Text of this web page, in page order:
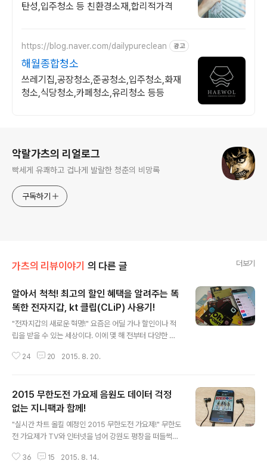
탄성,입주청소 등 친환경소재,합리적가격
https://blog.naver.com/dailypureclean 광고
해월종합청소
쓰레기집,공장청소,준공청소,입주청소,화재
청소,식당청소,카페청소,유리청소 등등
악랄가츠의 리얼로그
빡세게 유쾌하고 겁나게 발랄한 청춘의 비망록
구독하기
가츠의 리뷰이야기 의 다른 글 더보기
알아서 척척! 최고의 할인 혜택을 알려주는 똑
똑한 전자지갑, kt 클립(CLiP) 사용기!
"전자지갑의 새로운 혁명!" 요즘은 어딜 가나 할인이나 적
립을 받을 수 있는 세상이다. 이에 몇 해 전부터 다양한 멤
만 지금 소개하는 kt의 새로운 전자지갑 앱인 클립(CLiP)
카드, 쿠폰 등을 한 곳에 모았다. 사실 여기까지는 새로운
혁명이라고 말하기 민망하다. 뭐니 뭐니 해도 클립의 가장
강력한 무기는 최대 할인 혜택을 자동으로 알려 주고 결제
시 한 화면에서 멤버십 할인, 적립 등을 받을 수 있게끔 도
이 멤버십 카드를 꺼내거나 바꿀 필요가 없으며 이용 중인
24 20 2015. 8. 20.
2015 무한도전 가요제 음원도 데이터 걱정
없는 지니팩과 함께!
"실시간 차트 올킬 예정인 2015 무한도전 가요제!" 무한도
전 가요제가 TV와 인터넷을 넘어 강원도 평창을 떠들썩하
고속도로 가요제는 시작 이틀 전부터 줄서기 진풍경을 연
36 15 2015. 8. 14.